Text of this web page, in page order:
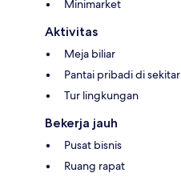
Minimarket
Aktivitas
Meja biliar
Pantai pribadi di sekitar
Tur lingkungan
Bekerja jauh
Pusat bisnis
Ruang rapat